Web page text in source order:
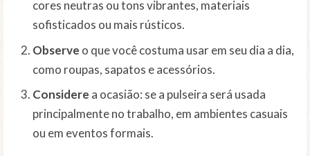
cores neutras ou tons vibrantes, materiais
sofisticados ou mais rústicos.
Observe o que você costuma usar em seu dia a dia,
como roupas, sapatos e acessórios.
Considere a ocasião: se a pulseira será usada
principalmente no trabalho, em ambientes casuais
ou em eventos formais.